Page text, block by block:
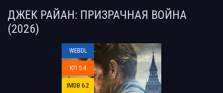
ДЖЕК РАЙАН: ПРИЗРАЧНАЯ ВОЙНА
(2026)
WEBDL
КП 5.4
IMDB 6.2